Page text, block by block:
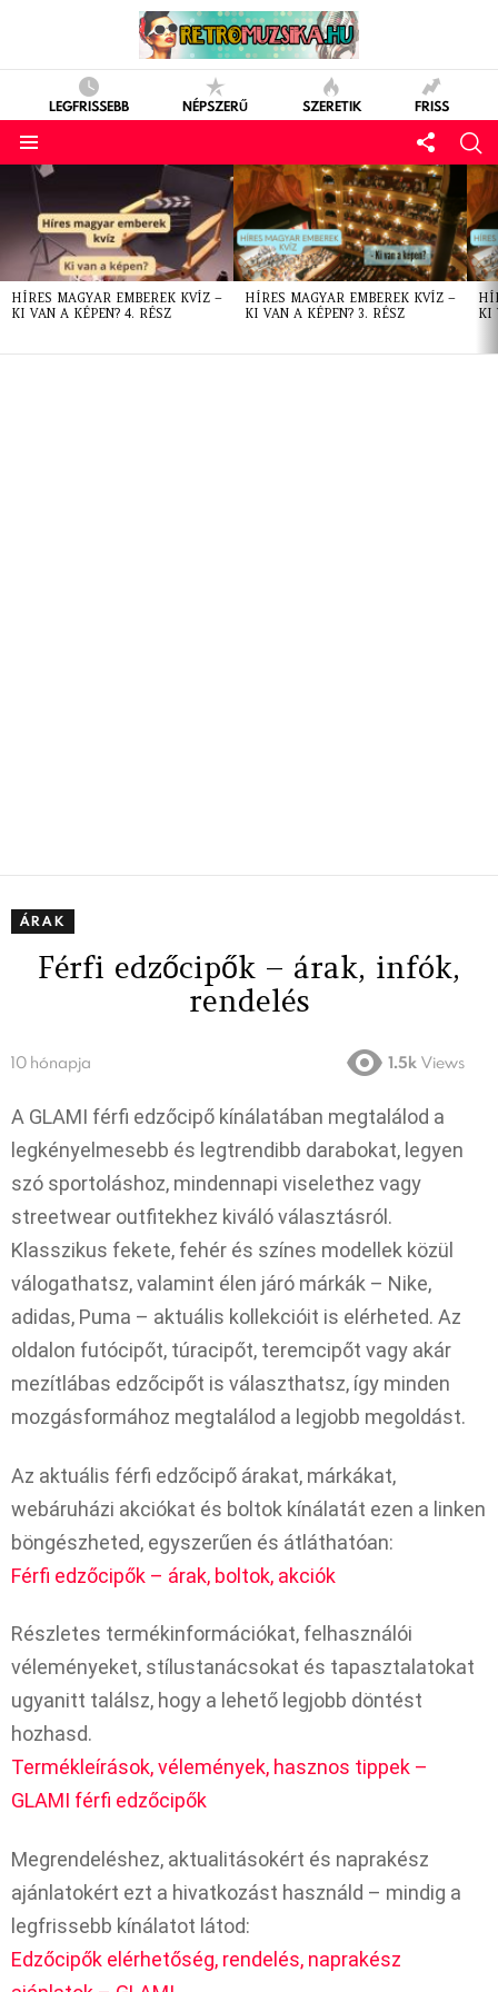
LEGFRISSEBB NÉPSZERŰ SZERETIK FRISS
LATEST
STORIES
HÍRES MAGYAR EMBEREK KVÍZ –
KI VAN A KÉPEN? 4. RÉSZ
HÍRES MAGYAR EMBEREK KVÍZ –
KI VAN A KÉPEN? 3. RÉSZ
KI
ÁRAK
Férfi edzőcipők – árak, infók,
rendelés
10 hónapja 1.5k Views
A GLAMI férfi edzőcipő kínálatában megtalálod a
legkényelmesebb és legtrendibb darabokat, legyen
szó sportoláshoz, mindennapi viselethez vagy
streetwear outfitekhez kiváló választásról.
Klasszikus fekete, fehér és színes modellek közül
válogathatsz, valamint élen járó márkák – Nike,
adidas, Puma – aktuális kollekcióit is elérheted. Az
oldalon futócipőt, túracipőt, teremcipőt vagy akár
mezítlábas edzőcipőt is választhatsz, így minden
mozgásformához megtalálod a legjobb megoldást.
Az aktuális férfi edzőcipő árakat, márkákat,
webáruházi akciókat és boltok kínálatát ezen a linken
böngészheted, egyszerűen és átláthatóan:
Férfi edzőcipők – árak, boltok, akciók
Részletes termékinformációkat, felhasználói
véleményeket, stílustanácsokat és tapasztalatokat
ugyanitt találsz, hogy a lehető legjobb döntést
hozhasd.
Termékleírások, vélemények, hasznos tippek –
GLAMI férfi edzőcipők
Megrendeléshez, aktualitásokért és naprakész
ajánlatokért ezt a hivatkozást használd – mindig a
legfrissebb kínálatot látod:
Edzőcipők elérhetőség, rendelés, naprakész